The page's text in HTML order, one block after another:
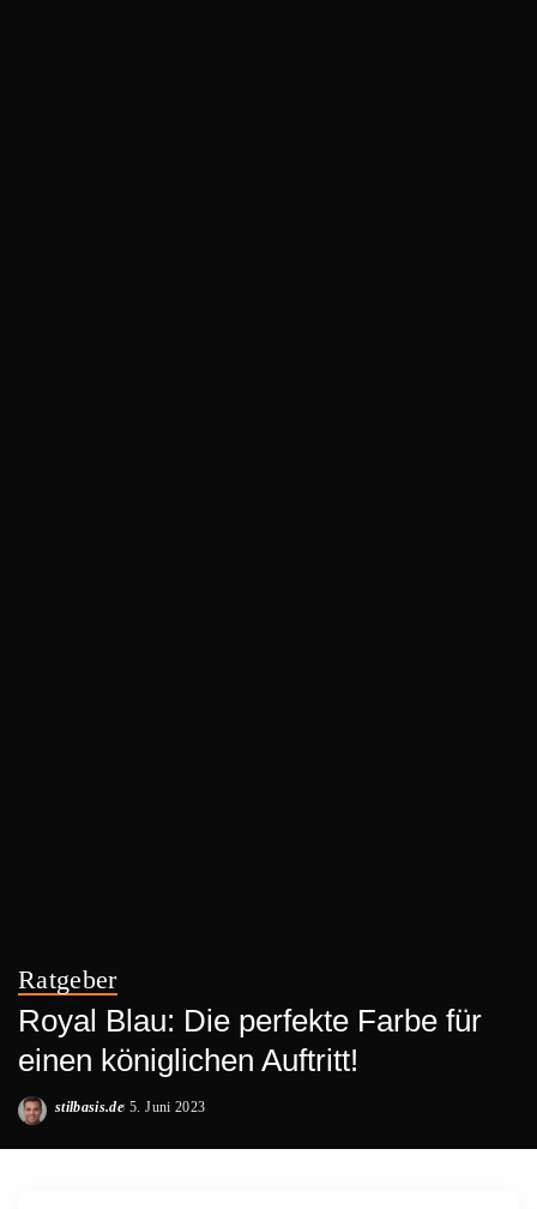
Ratgeber
Royal Blau: Die perfekte Farbe für
einen königlichen Auftritt!
Posted
stilbasis.de 5. Juni 2023